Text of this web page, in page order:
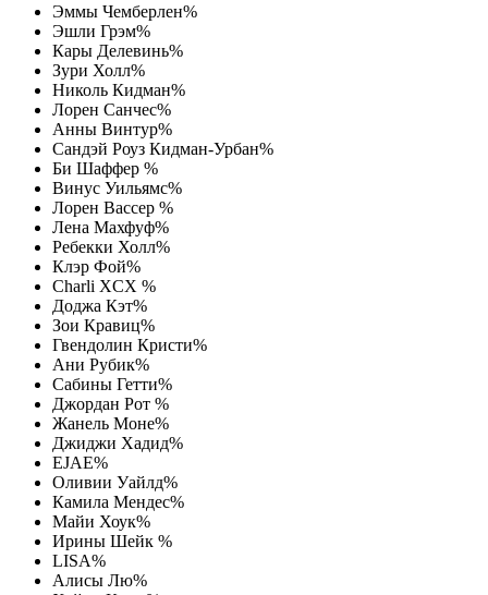
Эммы Чемберлен%
Эшли Грэм%
Кары Делевинь%
Зури Холл%
Николь Кидман%
Лорен Санчес%
Анны Винтур%
Сандэй Роуз Кидман-Урбан%
Би Шаффер %
Винус Уильямс%
Лорен Вассер %
Лена Махфуф%
Ребекки Холл%
Клэр Фой%
Charli XCX %
Доджа Кэт%
Зои Кравиц%
Гвендолин Кристи%
Ани Рубик%
Сабины Гетти%
Джордан Рот %
Жанель Моне%
Джиджи Хадид%
EJAE%
Оливии Уайлд%
Камила Мендес%
Майи Хоук%
Ирины Шейк %
LISA%
Алисы Лю%